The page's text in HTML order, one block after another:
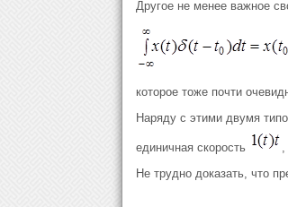
Другое не менее важное
которое тоже почти
Наряду с этими двумя
единичная скорость ,
Не трудно доказать, что